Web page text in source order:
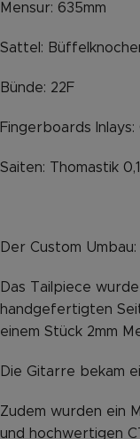
Mensur: 635mm
Sattel:
Bünde: 22F
Fingerboards
Saiten: Thomastik
Der Custom Umbau:
Das Tailpiece
handgefertigten
einem Stück 2mm
Die Gitarre bekam
Zudem wurden ein
und hochwertigen